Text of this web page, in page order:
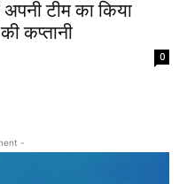
टीम का किया
कप्तानी
0
-